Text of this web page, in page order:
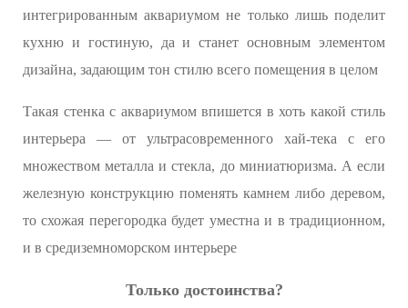
интегрированным аквариумом не только лишь поделит
кухню и гостиную, да и станет основным элементом
дизайна, задающим тон стилю всего помещения в целом
Такая стенка с аквариумом впишется в хоть какой стиль
интерьера — от ультрасовременного хай-тека с его
множеством металла и стекла, до миниатюризма. А если
железную конструкцию поменять камнем либо деревом,
то схожая перегородка будет уместна и в традиционном,
и в средиземноморском интерьере
Только достоинства?